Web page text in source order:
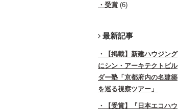
受賞 (6)
最新記事
【掲載】新建ハウジング
にシン・アーキテクトビル
ダー塾「京都府内の名建築
を巡る視察ツアー」
【受賞】『日本エコハウ